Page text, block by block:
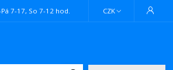
CZK
7-17, So 7-12 hod.